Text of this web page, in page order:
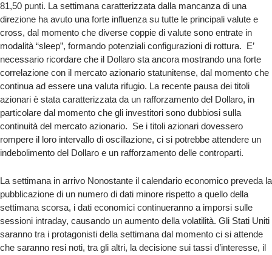
81,50 punti. La settimana caratterizzata dalla mancanza di una
direzione ha avuto una forte influenza su tutte le principali valute e
cross, dal momento che diverse coppie di valute sono entrate in
modalità “sleep”, formando potenziali configurazioni di rottura. E’
necessario ricordare che il Dollaro sta ancora mostrando una forte
correlazione con il mercato azionario statunitense, dal momento che
continua ad essere una valuta rifugio. La recente pausa dei titoli
azionari è stata caratterizzata da un rafforzamento del Dollaro, in
particolare dal momento che gli investitori sono dubbiosi sulla
continuità del mercato azionario. Se i titoli azionari dovessero
rompere il loro intervallo di oscillazione, ci si potrebbe attendere un
indebolimento del Dollaro e un rafforzamento delle controparti.
La settimana in arrivo Nonostante il calendario economico preveda la
pubblicazione di un numero di dati minore rispetto a quello della
settimana scorsa, i dati economici continueranno a imporsi sulle
sessioni intraday, causando un aumento della volatilità. Gli Stati Uniti
saranno tra i protagonisti della settimana dal momento ci si attende
che saranno resi noti, tra gli altri, la decisione sui tassi d’interesse, il